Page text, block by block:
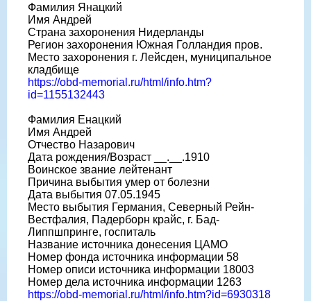
Фамилия Янацкий
Имя Андрей
Страна захоронения Нидерланды
Регион захоронения Южная Голландия пров.
Место захоронения г. Лейсден, муниципальное
кладбище
https://obd-memorial.ru/html/info.htm?
id=1155132443
Фамилия Енацкий
Имя Андрей
Отчество Назарович
Дата рождения/Возраст __.__.1910
Воинское звание лейтенант
Причина выбытия умер от болезни
Дата выбытия 07.05.1945
Место выбытия Германия, Северный Рейн-
Вестфалия, Падерборн крайс, г. Бад-
Липпшпринге, госпиталь
Название источника донесения ЦАМО
Номер фонда источника информации 58
Номер описи источника информации 18003
Номер дела источника информации 1263
https://obd-memorial.ru/html/info.htm?id=6930318